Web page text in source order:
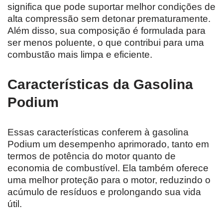
significa que pode suportar melhor condições de
alta compressão sem detonar prematuramente.
Além disso, sua composição é formulada para
ser menos poluente, o que contribui para uma
combustão mais limpa e eficiente.
Características da Gasolina
Podium
Essas características conferem à gasolina
Podium um desempenho aprimorado, tanto em
termos de potência do motor quanto de
economia de combustível. Ela também oferece
uma melhor proteção para o motor, reduzindo o
acúmulo de resíduos e prolongando sua vida
útil.